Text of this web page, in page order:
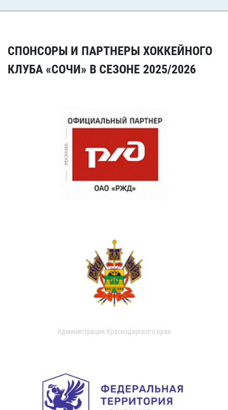
СПОНСОРЫ И ПАРТНЕРЫ ХОККЕЙНОГО
КЛУБА «СОЧИ» В СЕЗОНЕ 2025/2026
Администрация Краснодарского края